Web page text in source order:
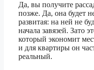
Да, вы получите
позже. Да, она будет
развитая: на ней не
начала завязей. Зато
который экономит
и для квартиры он
реальный.